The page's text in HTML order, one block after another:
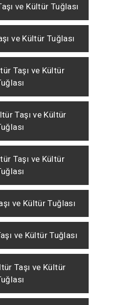
ve Kültür Tuğlası
ve Kültür Tuğlası
Taşı ve Kültür
Taşı ve Kültür
Taşı ve Kültür
ve Kültür Tuğlası
ve Kültür Tuğlası
Taşı ve Kültür